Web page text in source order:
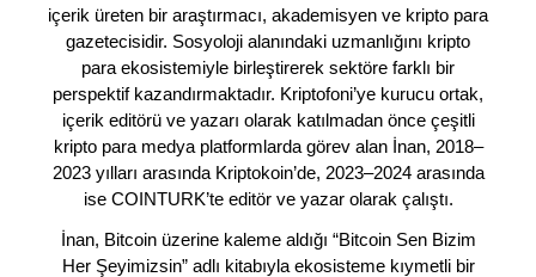
içerik üreten bir araştırmacı, akademisyen ve kripto para
gazetecisidir. Sosyoloji alanındaki uzmanlığını kripto
para ekosistemiyle birleştirerek sektöre farklı bir
perspektif kazandırmaktadır. Kriptofoni’ye kurucu ortak,
içerik editörü ve yazarı olarak katılmadan önce çeşitli
kripto para medya platformlarda görev alan İnan, 2018–
2023 yılları arasında Kriptokoin’de, 2023–2024 arasında
ise COINTURK’te editör ve yazar olarak çalıştı.
İnan, Bitcoin üzerine kaleme aldığı “Bitcoin Sen Bizim
Her Şeyimizsin” adlı kitabıyla ekosisteme kıymetli bir